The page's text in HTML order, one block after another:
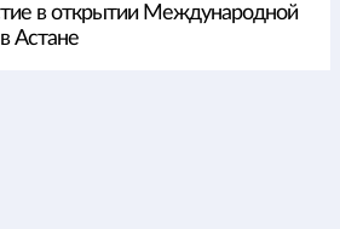
в открытии Международной
Астане